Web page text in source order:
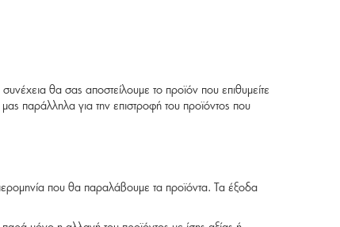
θα σας αποστείλουμε το προϊόν που επιθυμείτε
παράλληλα για την επιστροφή του προϊόντος που
που θα παραλάβουμε τα προϊόντα. Τα έξοδα